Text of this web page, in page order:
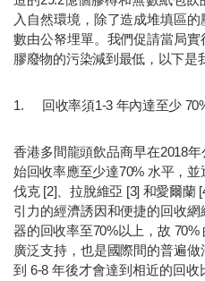
入自然環境，除了造成堆填區
數由公帑埋單。我們促請當局
膠廢物的污染減到最低，以下是
1.  	回收率須1-3 年內達至少
香港多間龍頭飲品商早在2018
始回收率應至少達70% 水平，
伐克 [2]、拉脫維亞 [3] 和愛爾蘭
引力的經濟誘因和便捷的回收
器的回收率至70%以上，故
廣泛支持，也是國際間的普遍
到 6-8 年後才會達到相近的回